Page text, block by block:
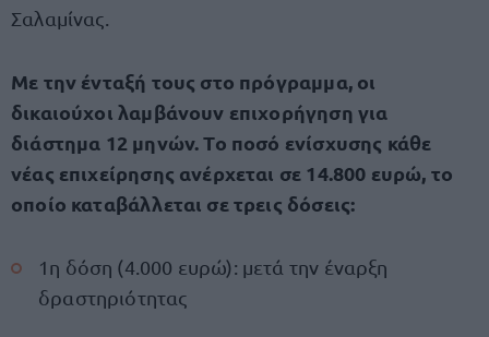
Σαλαμίνας.
Με την ένταξή τους στο πρόγραμμα, οι
δικαιούχοι λαμβάνουν επιχορήγηση για
διάστημα 12 μηνών. Το ποσό ενίσχυσης κάθε
νέας επιχείρησης ανέρχεται σε 14.800 ευρώ, το
οποίο καταβάλλεται σε τρεις δόσεις:
1η δόση (4.000 ευρώ): μετά την έναρξη
δραστηριότητας